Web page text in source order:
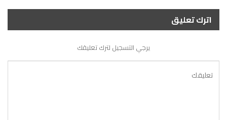
اترك تعليق
يرجي التسجيل لترك تعليقك